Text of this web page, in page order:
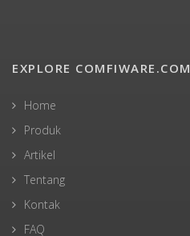
EXPLORE COMFIWARE.COM
Home
Produk
Artikel
Tentang
Kontak
FAQ